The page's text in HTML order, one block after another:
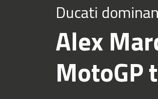
Ducati
Alex
MotoGP